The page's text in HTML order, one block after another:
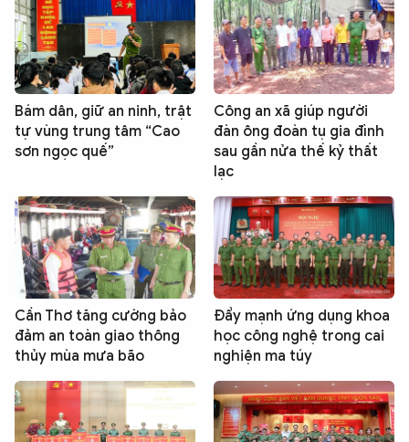
Bám dân, giữ an ninh, trật
tự vùng trung tâm “Cao
sơn ngọc quế”
Công an xã giúp người
đàn ông đoàn tụ gia đình
sau gần nửa thế kỷ thất
lạc
Cần Thơ tăng cường bảo
đảm an toàn giao thông
thủy mùa mưa bão
Đẩy mạnh ứng dụng khoa
học công nghệ trong cai
nghiện ma túy